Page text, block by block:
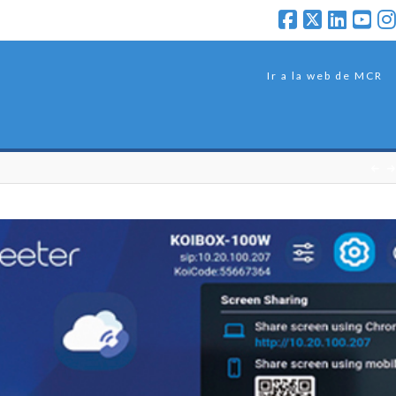
Ir a la web de MCR